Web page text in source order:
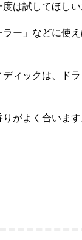
は試してほし
ラー」などに使
ィックは、ド
がよく合いま